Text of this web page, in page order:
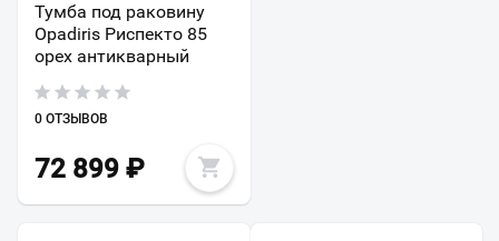
Тумба под раковину
Opadiris Риспекто 85
орех антикварный
0 ОТЗЫВОВ
72 899 ₽